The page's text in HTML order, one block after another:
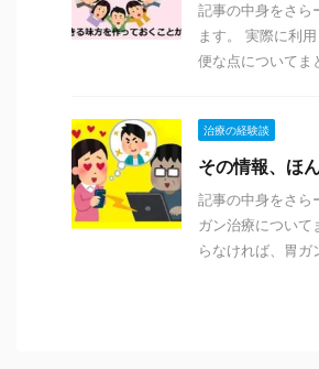
記事の中身をさら
ます。 実際に利
便な点についてま
治療の経験談
その情報、ほ
記事の中身をさら
ガン治療につい
らなければ、胃ガ